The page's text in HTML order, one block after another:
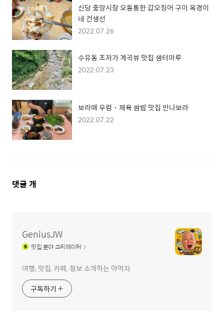
신당 중앙시장 오동통한 갑오징어 구이 옥경이
네 건생선
2022.07.26
수유동 초저가 계곡뷰 맛집 샘터마루
2022.07.23
보라매 우렁・제육 쌈밥 맛집 만나보라
2022.07.22
댓
댓글 개
GeniusJW
맛집분야 크리에이터
여행, 맛집, 카페, 정보 소개하는 야먹자
구독하기